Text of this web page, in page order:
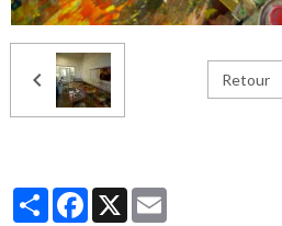
Retour
PartagerFacebook
X